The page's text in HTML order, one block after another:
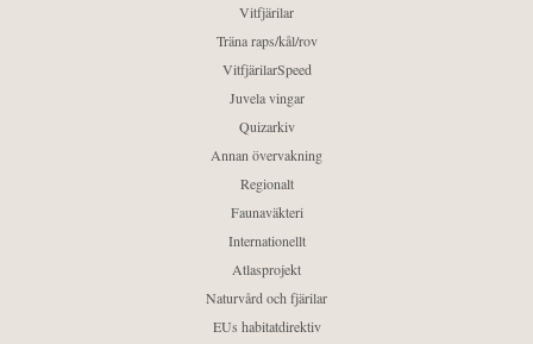
Vitfjärilar
Träna raps/kål/rov
VitfjärilarSpeed
Juvela vingar
Quizarkiv
Annan övervakning
Regionalt
Faunaväkteri
Internationellt
Atlasprojekt
Naturvård och fjärilar
EUs habitatdirektiv